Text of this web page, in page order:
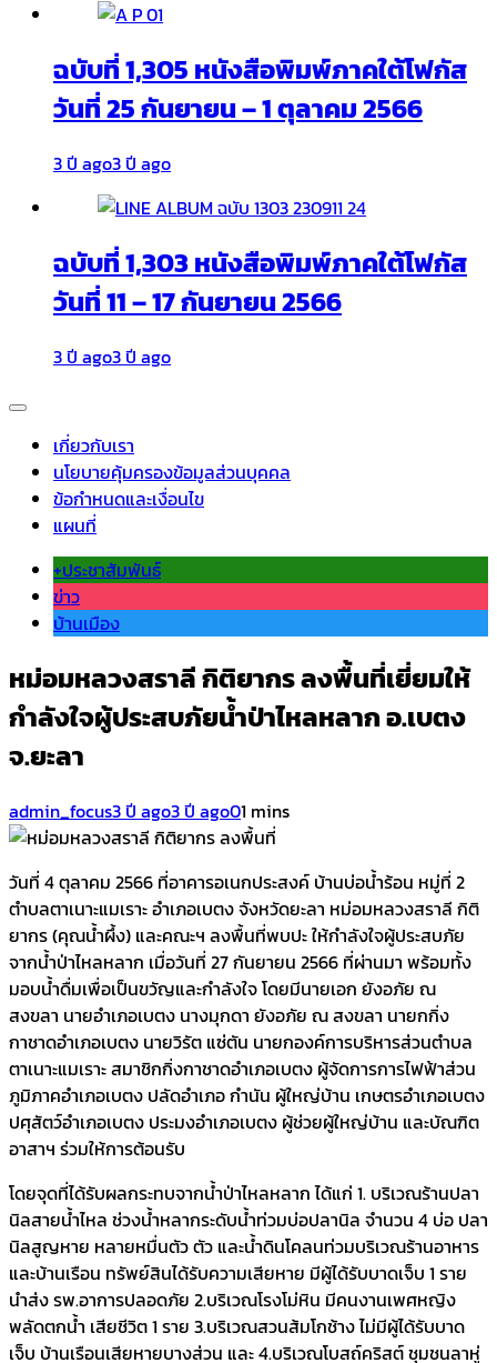
ฉบับที่ 1,305 หนังสือพิมพ์ภาคใต้โฟกัส
วันที่ 25 กันยายน – 1 ตุลาคม 2566
3 ปี ago3 ปี ago
ฉบับที่ 1,303 หนังสือพิมพ์ภาคใต้โฟกัส
วันที่ 11 – 17 กันยายน 2566
3 ปี ago3 ปี ago
เกี่ยวกับเรา
นโยบายคุ้มครองข้อมูลส่วนบุคคล
ข้อกำหนดและเงื่อนไข
แผนที่
+ประชาสัมพันธ์
ข่าว
บ้านเมือง
หม่อมหลวงสราลี กิติยากร ลงพื้นที่เยี่ยมให้
กำลังใจผู้ประสบภัยน้ำป่าไหลหลาก อ.เบตง
จ.ยะลา
admin_focus3 ปี ago3 ปี ago01 mins
วันที่ 4 ตุลาคม 2566 ที่อาคารอเนกประสงค์ บ้านบ่อน้ำร้อน หมู่ที่ 2
ตำบลตาเนาะแมเราะ อำเภอเบตง จังหวัดยะลา หม่อมหลวงสราลี กิติ
ยากร (คุณน้ำผึ้ง) และคณะฯ ลงพื้นที่พบปะ ให้กำลังใจผู้ประสบภัย
จากน้ำป่าไหลหลาก เมื่อวันที่ 27 กันยายน 2566 ที่ผ่านมา พร้อมทั้ง
มอบน้ำดื่มเพื่อเป็นขวัญและกำลังใจ โดยมีนายเอก ยังอภัย ณ
สงขลา นายอำเภอเบตง นางมุกดา ยังอภัย ณ สงขลา นายกกิ่ง
กาชาดอำเภอเบตง นายวิรัต แซ่ตัน นายกองค์การบริหารส่วนตำบล
ตาเนาะแมเราะ สมาชิกกิ่งกาชาดอำเภอเบตง ผู้จัดการการไฟฟ้าส่วน
ภูมิภาคอำเภอเบตง ปลัดอำเภอ กำนัน ผู้ใหญ่บ้าน เกษตรอำเภอเบตง
ปศุสัตว์อำเภอเบตง ประมงอำเภอเบตง ผู้ช่วยผู้ใหญ่บ้าน และบัณฑิต
อาสาฯ ร่วมให้การต้อนรับ
โดยจุดที่ได้รับผลกระทบจากน้ำป่าไหลหลาก ได้แก่ 1. บริเวณร้านปลา
นิลสายน้ำไหล ช่วงน้ำหลากระดับน้ำท่วมบ่อปลานิล จำนวน 4 บ่อ ปลา
นิลสูญหาย หลายหมื่นตัว ตัว และน้ำดินโคลนท่วมบริเวณร้านอาหาร
และบ้านเรือน ทรัพย์สินได้รับความเสียหาย มีผู้ได้รับบาดเจ็บ 1 ราย
นำส่ง รพ.อาการปลอดภัย 2.บริเวณโรงโม่หิน มีคนงานเพศหญิง
พลัดตกน้ำ เสียชีวิต 1 ราย 3.บริเวณสวนส้มโกช้าง ไม่มีผู้ได้รับบาด
เจ็บ บ้านเรือนเสียหายบางส่วน และ 4.บริเวณโบสถ์คริสต์ ชุมชนลาหู่